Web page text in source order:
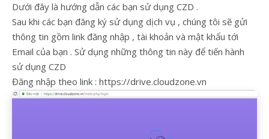
Dưới đây là hướng dẫn các bạn sử dụng CZD .
Sau khi các bạn đăng ký sử dụng dịch vụ , chúng tôi sẽ gửi
thông tin gồm link đăng nhập , tài khoản và mật khẩu tới
Email của bạn . Sử dụng những thông tin này để tiến hành
sử dụng CZD
Đăng nhập theo link : https://drive.cloudzone.vn